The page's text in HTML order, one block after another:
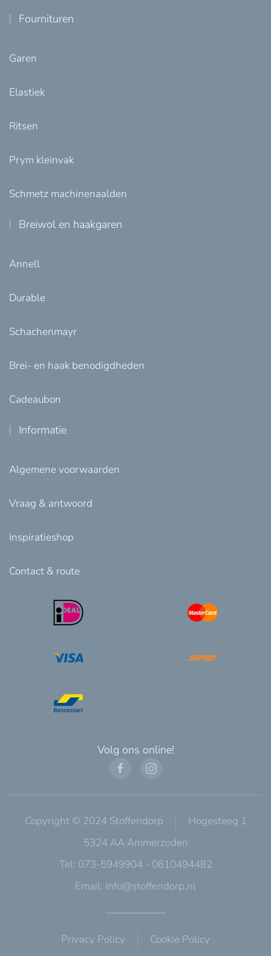
Fournituren
Garen
Elastiek
Ritsen
Prym kleinvak
Schmetz machinenaalden
Breiwol en haakgaren
Annell
Durable
Schachenmayr
Brei- en haak benodigdheden
Cadeaubon
Informatie
Algemene voorwaarden
Vraag & antwoord
Inspiratieshop
Contact & route
Volg ons online!
Copyright © 2024 Stoffendorp
Hogesteeg 1
5324 AA Ammerzoden
Tel: 073-5949904 - 0610494482
Email: info@stoffendorp.nl
Privacy Policy Cookie Policy